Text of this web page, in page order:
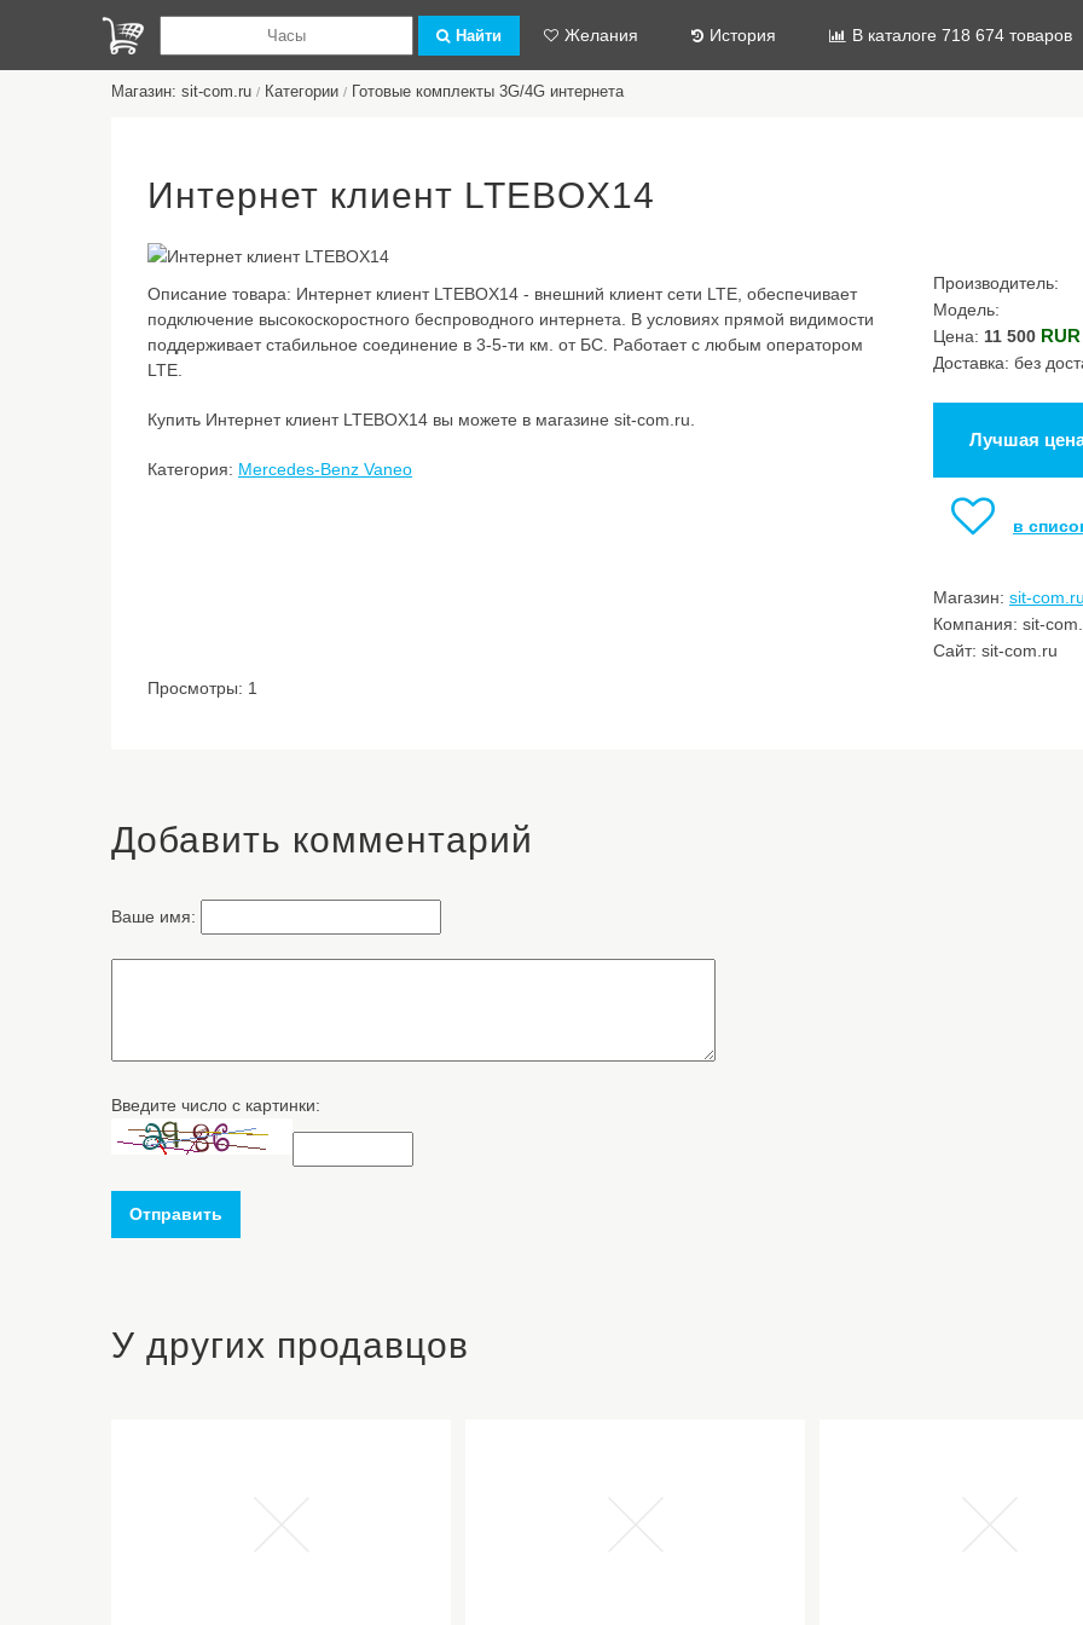
Найти Желания История В каталоге 718 674 товаров
Магазин: sit-com.ru / Категории / Готовые комплекты 3G/4G интернета
Интернет клиент LTEBOX14
Описание товара: Интернет клиент LTEBOX14 - внешний клиент сети LTE, обеспечивает
подключение высокоскоростного беспроводного интернета. В условиях прямой видимости
поддерживает стабильное соединение в 3-5-ти км. от БС. Работает с любым оператором
LTE.
Купить Интернет клиент LTEBOX14 вы можете в магазине sit-com.ru.
Категория: Mercedes-Benz Vaneo
Производитель:
Модель:
Цена: 11 500 RUR
Доставка: без
Лучшая
в
Магазин: sit-
Компания: sit-
Сайт: sit-com.ru
Просмотры: 1
Добавить комментарий
Ваше имя:
Введите число с картинки:
Отправить
У других продавцов